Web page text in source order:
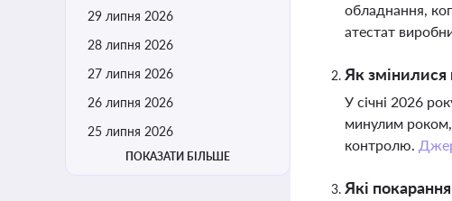
29 липня 2026
28 липня 2026
27 липня 2026
26 липня 2026
25 липня 2026
ПОКАЗАТИ БІЛЬШЕ
обладнання,
атестат
Як змінилися
У січні 2026
минулим роком,
контролю.
Які